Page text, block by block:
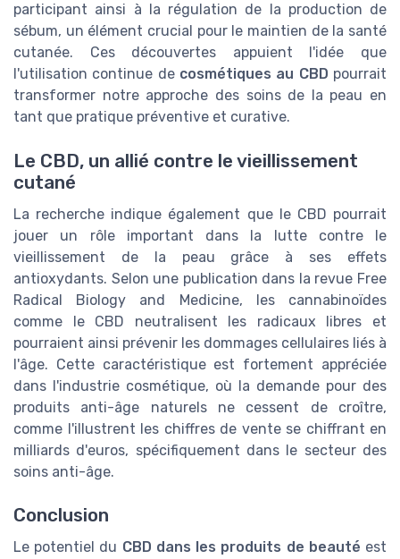
participant ainsi à la régulation de la production de
sébum, un élément crucial pour le maintien de la santé
cutanée. Ces découvertes appuient l'idée que
l'utilisation continue de cosmétiques au CBD pourrait
transformer notre approche des soins de la peau en
tant que pratique préventive et curative.
Le CBD, un allié contre le vieillissement
cutané
La recherche indique également que le CBD pourrait
jouer un rôle important dans la lutte contre le
vieillissement de la peau grâce à ses effets
antioxydants. Selon une publication dans la revue Free
Radical Biology and Medicine, les cannabinoïdes
comme le CBD neutralisent les radicaux libres et
pourraient ainsi prévenir les dommages cellulaires liés à
l'âge. Cette caractéristique est fortement appréciée
dans l'industrie cosmétique, où la demande pour des
produits anti-âge naturels ne cessent de croître,
comme l'illustrent les chiffres de vente se chiffrant en
milliards d'euros, spécifiquement dans le secteur des
soins anti-âge.
Conclusion
Le potentiel du CBD dans les produits de beauté est